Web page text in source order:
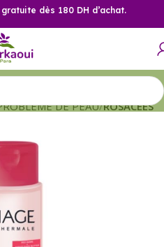
dès 180 DH d’achat.
DE PEAU ROSACEES